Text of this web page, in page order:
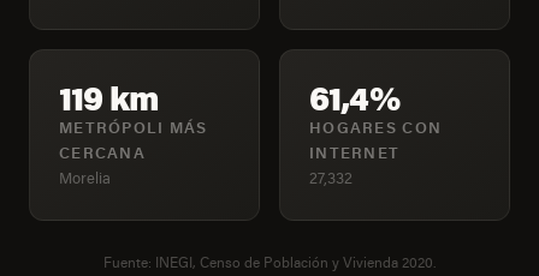
119 km
METRÓPOLI MÁS
CERCANA
Morelia
61,4%
HOGARES CON
INTERNET
27,332
Fuente: INEGI, Censo de Población y Vivienda 2020.